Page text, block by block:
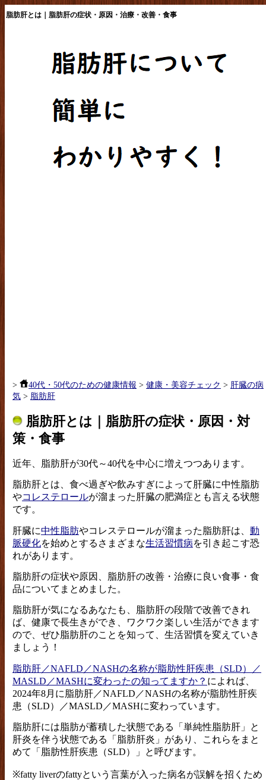
脂肪肝とは｜脂肪肝の症状・原因・治療・改善・食事
> 40代・50代のための健康情報 > 健康・美容チェック > 肝臓の病
気 > 脂肪肝
脂肪肝とは｜ 脂肪肝の症状・原因・対
策・食事
近年、脂肪肝が30代～40代を中心に増えつつあります。
脂肪肝とは、食べ過ぎや飲みすぎによって肝臓に中性脂肪
やコレステロールが溜まった肝臓の肥満症とも言える状態
です。
肝臓に中性脂肪やコレステロールが溜まった脂肪肝は、 動
脈硬化を始めとするさまざまな生活習慣病を引き起こす恐
れがあります。
脂肪肝の症状や原因、脂肪肝の改善・治療に良い食事・食
品についてまとめました。
脂肪肝が気になるあなたも、脂肪肝の段階で改善できれ
ば、健康で長生きができ、ワクワク楽しい生活ができます
ので、ぜひ脂肪肝のことを知って、生活習慣を変えていき
ましょう！
脂肪肝／NAFLD／NASHの名称が脂肪性肝疾患（SLD）／
MASLD／MASHに変わったの知ってますか？ によれば、
2024年8月に脂肪肝／NAFLD／NASHの名称が脂肪性肝疾
患（SLD）／MASLD／MASHに変わっています。
脂肪肝には脂肪が蓄積した状態である「単純性脂肪肝」と
肝炎を伴う状態である「脂肪肝炎」があり、これらをまと
めて「脂肪性肝疾患（SLD）」と呼びます。
※fatty liverのfattyという言葉が入った病名が誤解を招くため